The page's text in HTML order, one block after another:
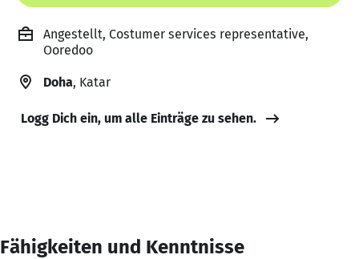
Angestellt, Costumer services representative,
Ooredoo
Doha, Katar
Logg Dich ein, um alle Einträge zu sehen.
Fähigkeiten und Kenntnisse